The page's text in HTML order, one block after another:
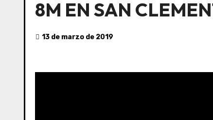
8M EN SAN
13 de marzo de 2019